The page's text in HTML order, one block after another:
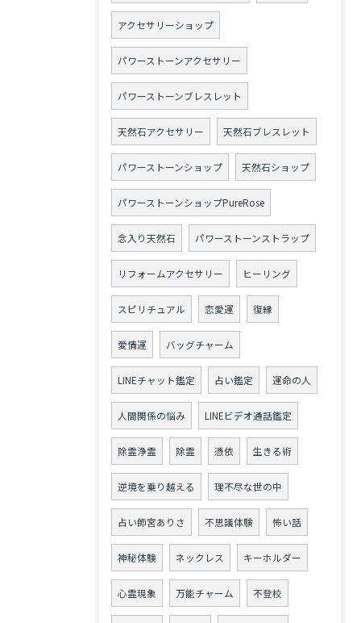
アクセサリーショップ
パワーストーンアクセサリー
パワーストーンブレスレット
天然石アクセサリー 天然石ブレスレット
パワーストーンショップ 天然石ショップ
パワーストーンショップPureRose
念入り天然石 パワーストーンストラップ
リフォームアクセサリー ヒーリング
スピリチュアル 恋愛運 復縁
愛情運 バッグチャーム
LINEチャット鑑定 占い鑑定 運命の人
人間関係の悩み LINEビデオ通話鑑定
除霊浄霊 除霊 憑依 生きる術
逆境を乗り越える 理不尽な世の中
占い師宮ありさ 不思議体験 怖い話
神秘体験 ネックレス キーホルダー
心霊現象 万能チャーム 不登校